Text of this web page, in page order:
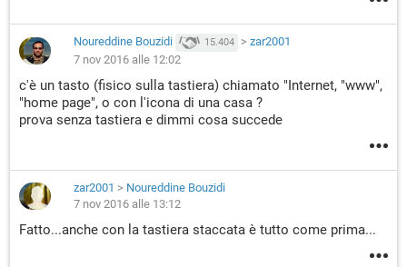
Noureddine Bouzidi 15.404 > zar2001
7 nov 2016 alle 12:02
c'è un tasto (fisico sulla tastiera) chiamato "Internet, "www",
"home page", o con l'icona di una casa ?
prova senza tastiera e dimmi cosa succede
zar2001 > Noureddine Bouzidi
7 nov 2016 alle 13:12
Fatto...anche con la tastiera staccata è tutto come prima...